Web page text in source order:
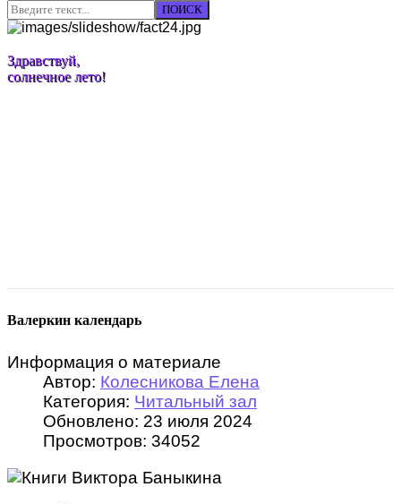
ПОИСК
Здравствуй,
солнечное лето!
Валеркин календарь
Информация о материале
Автор: Колесникова Елена
Категория: Читальный зал
Обновлено: 23 июля 2024
Просмотров: 34052